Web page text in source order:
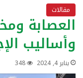
مقالات
العصابة
وأساليب
يناير 4, 2024 348